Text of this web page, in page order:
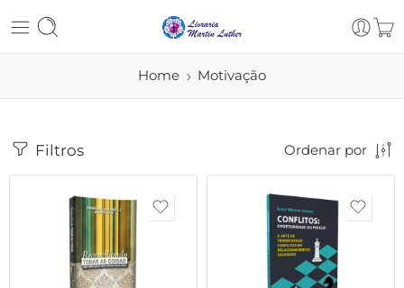
Home Motivação
Filtros Ordenar por